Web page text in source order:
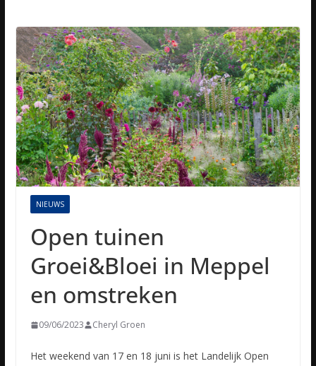
NIEUWS
Open tuinen
Groei&Bloei in Meppel
en omstreken
09/06/2023 Cheryl Groen
Het weekend van 17 en 18 juni is het Landelijk Open